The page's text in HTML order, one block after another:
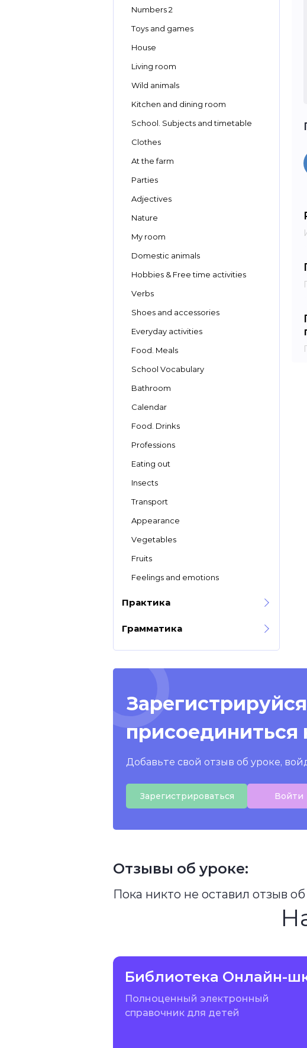
Numbers 2
Toys and games
House
Living room
Wild animals
Kitchen and dining room
School. Subjects and timetable
Clothes
At the farm
Parties
Adjectives
Nature
My room
Domestic animals
Hobbies & Free time activities
Verbs
Shoes and accessories
Everyday activities
Food. Meals
School Vocabulary
Bathroom
Calendar
Food. Drinks
Professions
Eating out
Insects
Transport
Appearance
Vegetables
Fruits
Feelings and emotions
Практика
Грамматика
Добавьте свой отзыв об уроке,
Зарегистрироваться Войти
Отзывы об уроке:
Пока никто не оставил отзыв
Библиотека Онлайн-
Полноценный электронный
справочник для детей